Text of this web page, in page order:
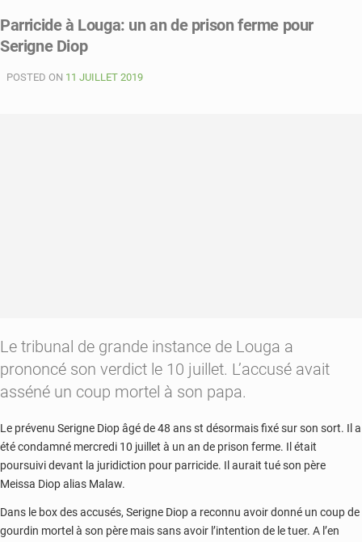
ordinateurs
volés
ministère
Parricide à Louga: un an de prison ferme pour
Serigne Diop
POSTED ON 11 JUILLET 2019
Le tribunal de grande instance de Louga a
prononcé son verdict le 10 juillet. L’accusé avait
asséné un coup mortel à son papa.
Le prévenu Serigne Diop âgé de 48 ans st désormais fixé sur son sort. Il a
été condamné mercredi 10 juillet à un an de prison ferme. Il était
poursuivi devant la juridiction pour parricide. Il aurait tué son père
Meissa Diop alias Malaw.
Dans le box des accusés, Serigne Diop a reconnu avoir donné un coup de
gourdin mortel à son père mais sans avoir l’intention de le tuer. A l’en